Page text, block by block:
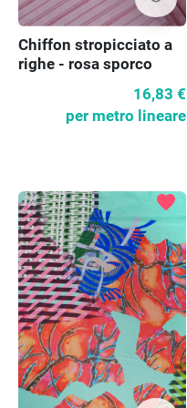
Chiffon stropicciato a
righe - rosa sporco
16,83 €
per metro lineare
favorite